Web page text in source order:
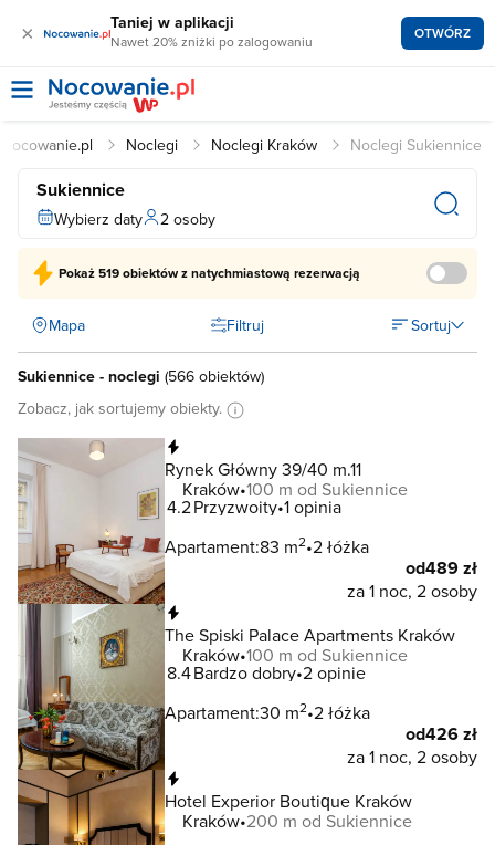
× Taniej w aplikacji
Nawet 20% zniżki po zalogowaniu OTWÓRZ
Nocowanie.pl Noclegi Noclegi Kraków Noclegi Sukiennice
Sukiennice
Wybierz daty 2 osoby
Pokaż519 obiektówz natychmiastową rezerwacją
Mapa Filtruj Sortuj
Sukiennice - noclegi (566 obiektów)
Zobacz, jak sortujemy obiekty.
Rynek Główny 39/40 m.11
Kraków 100 m od Sukiennice
4.2Przyzwoity 1 opinia
Apartament:83 m2 2 łóżka
od489 zł
za 1 noc, 2 osoby
The Spiski Palace Apartments Kraków
Kraków 100 m od Sukiennice
8.4Bardzo dobry 2 opinie
Apartament:30 m2 2 łóżka
od426 zł
za 1 noc, 2 osoby
Hotel Experior Boutique Kraków
Kraków 200 m od Sukiennice